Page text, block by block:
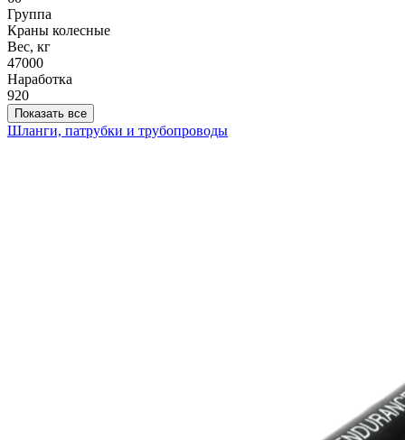
Группа
Краны колесные
Вес, кг
47000
Наработка
920
Показать все
Шланги, патрубки и трубопроводы